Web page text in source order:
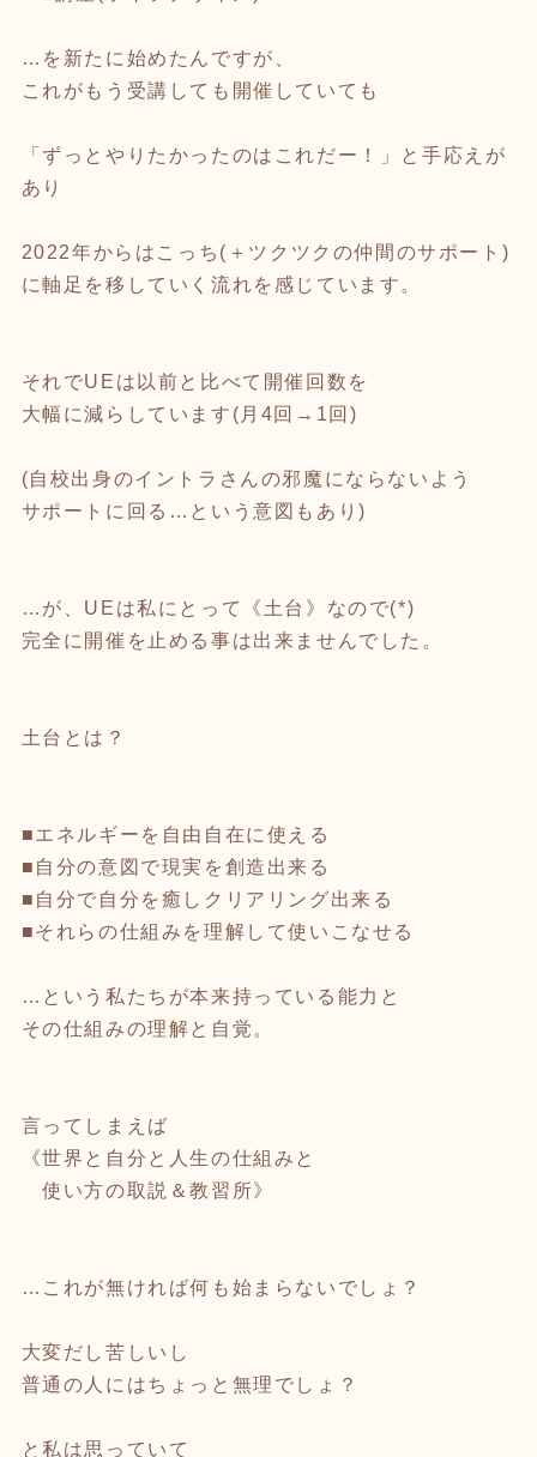
…を新たに始めたんですが、
これがもう受講しても開催していても
「ずっとやりたかったのはこれだー！」と手応えが
あり
2022年からはこっち(＋ツクツクの仲間のサポート)
に軸足を移していく流れを感じています。
それでUEは以前と比べて開催回数を
大幅に減らしています(月4回→1回)
(自校出身のイントラさんの邪魔にならないよう
サポートに回る…という意図もあり)
…が、UEは私にとって《土台》なので(*)
完全に開催を止める事は出来ませんでした。
土台とは？
■エネルギーを自由自在に使える
■自分の意図で現実を創造出来る
■自分で自分を癒しクリアリング出来る
■それらの仕組みを理解して使いこなせる
…という私たちが本来持っている能力と
その仕組みの理解と自覚。
言ってしまえば
《世界と自分と人生の仕組みと
使い方の取説＆教習所》
…これが無ければ何も始まらないでしょ？
大変だし苦しいし
普通の人にはちょっと無理でしょ？
と私は思っていて